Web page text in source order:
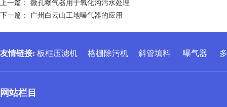
上一篇： 微孔曝气器用于氧化沟污水处理
下一篇： 广州白云山工地曝气器的应用
网站栏目
友情链接: 板框压滤机 格栅除污机 斜管填料 曝气器